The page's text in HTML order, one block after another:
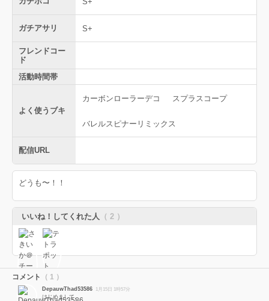
ガチアサリ S+
フレンドコー
ド
活動時間帯
よく使うブキ
カーボンローラーデコ スプラスコープ
バレルスピナーリミックス
配信URL
どうも〜！！
いいね！してくれた人 （ 2 ）
コメント （ 1 ）
DepauwThad53586 1月15日 1時57分
はじめまして。